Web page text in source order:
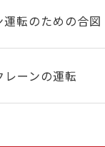
運転のための合図
レーンの運転